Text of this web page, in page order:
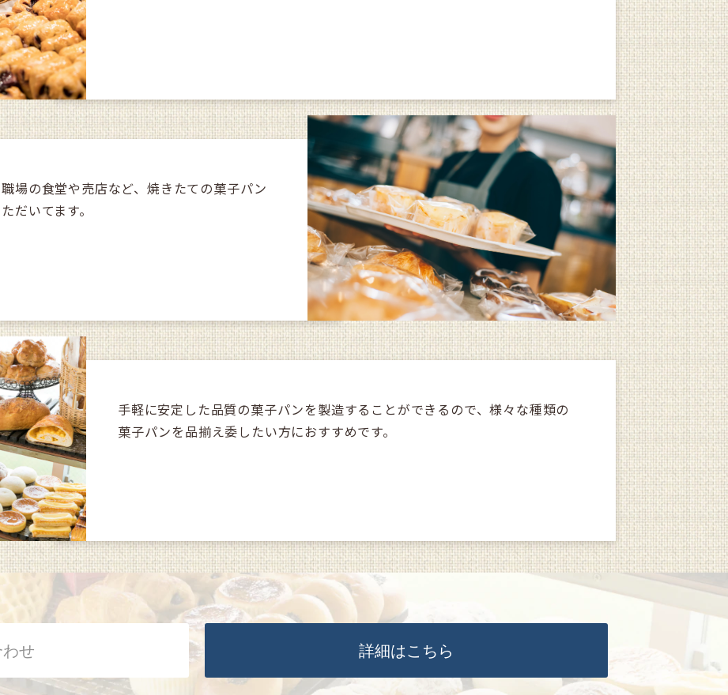
場の食堂や売店など、焼きたての菓子パン
だいてます。
手軽に安定した品質の菓子パンを製造することができるので、様々な種類の
菓子パンを品揃え委したい方におすすめです。
せ 詳細はこちら